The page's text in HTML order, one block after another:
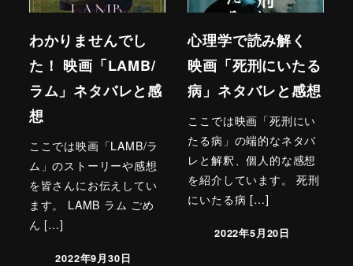
わかりませんでし
た！ 映画「LAMB/
ラム」ネタバレと感
想
ここでは映画「LAMB/ラ
ム」のストーリーや感想
を皆さんにお伝えしてい
ます。 LAMB ラム ごめ
ん […]
2022年9月30日
心理学で読み解く
映画「死刑にいたる
病」ネタバレと感想
ここでは映画「死刑にい
たる病」の端的なネタバ
レと解釈、個人的な感想
を紹介しています。 死刑
にいたる病 […]
2022年5月20日